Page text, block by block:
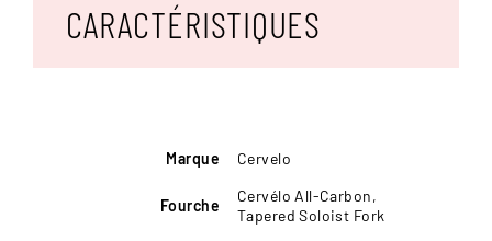
CARACTÉRISTIQUES
Marque Cervelo
Fourche
Cervélo All-Carbon,
Tapered Soloist Fork